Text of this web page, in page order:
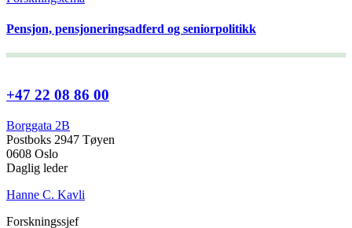
Pensjon, pensjoneringsadferd og seniorpolitikk
+47 22 08 86 00
Borggata 2B
Postboks 2947 Tøyen
0608 Oslo
Daglig leder
Hanne C. Kavli
Forskningssjef